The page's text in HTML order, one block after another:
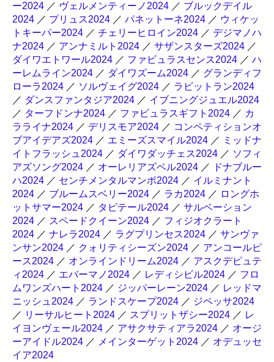
ー2024 ／ ヴェルメンティーノ2024 ／ ブルックデイル
2024 ／ プリュス2024 ／ パネットーネ2024 ／ ウィケッ
トキーパー2024 ／ チェリーヒロイン2024 ／ デジマノハ
ナ2024 ／ アンナミルト2024 ／ サザンスターズ2024 ／
ダイワエトワール2024 ／ ファビュラスセンス2024 ／ ハ
ーレムライン2024 ／ ダイワズーム2024 ／ グランディフ
ローラ2024 ／ ソルヴェイグ2024 ／ ラビットラン2024
／ ダンスファンタジア2024 ／ イブニングジュエル2024
／ ターフドンナ2024 ／ ファビュラスギフト2024 ／ カ
ラライナ2024 ／ デリスモア2024 ／ コンペティションオ
ブアイデアズ2024 ／ エミーズスマイル2024 ／ ミッドナ
イトフラッシュ2024 ／ ダイワダッチェス2024 ／ ソフィ
アズソング2024 ／ オーレリアズベル2024 ／
ドナブルー
ハ2024 ／ センチメンタルマンボ2024 ／ イルミナント
2024 ／ ブルームスベリー2024 ／ ラカ2024 ／ ロングホ
ットサマー2024 ／ タピテール2024 ／ サルベーション
2024 ／ スペードクイーン2024 ／ フィジオクラート
2024 ／ ナレラ2024 ／ ラグプリンセス2024 ／ サンヴァ
ンサン2024 ／ クォリティシーズン2024 ／ アンコールピ
ース2024 ／ オンラインドリーム2024 ／ アスクデピュテ
ィ2024 ／ エバーマノ2024 ／ レディシビル2024 ／ フロ
ムワンズハート2024 ／ ジッパーレーン2024 ／ レッドマ
ニッシュ2024 ／ ランドスケープ2024 ／ ジペッサ2024
／ リーサルヒート2024 ／ スプリットザシー2024 ／ レ
イヨンヴェール2024 ／ アサクサティアラ2024 ／ オージ
ーアイドル2024 ／ メインターゲット2024 ／ オデュッセ
イア2024